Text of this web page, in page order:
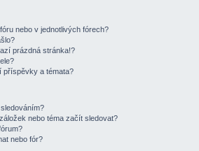
nebo v jednotlivých fórech?
prázdná stránka!?
příspěvky a témata?
nebo téma začít sledovat?
nebo fór?